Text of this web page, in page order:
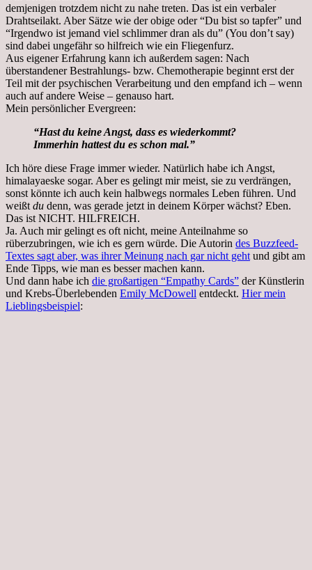
demjenigen trotzdem nicht zu nahe treten. Das ist ein verbaler
Drahtseilakt. Aber Sätze wie der obige oder “Du bist so tapfer” und
“Irgendwo ist jemand viel schlimmer dran als du” (You don’t say)
sind dabei ungefähr so hilfreich wie ein Fliegenfurz.
Aus eigener Erfahrung kann ich außerdem sagen: Nach
überstandener Bestrahlungs- bzw. Chemotherapie beginnt erst der
Teil mit der psychischen Verarbeitung und den empfand ich – wenn
auch auf andere Weise – genauso hart.
Mein persönlicher Evergreen:
“Hast du keine Angst, dass es wiederkommt?
Immerhin hattest du es schon mal.”
Ich höre diese Frage immer wieder. Natürlich habe ich Angst,
himalayaeske sogar. Aber es gelingt mir meist, sie zu verdrängen,
sonst könnte ich auch kein halbwegs normales Leben führen. Und
weißt du denn, was gerade jetzt in deinem Körper wächst? Eben.
Das ist NICHT. HILFREICH.
Ja. Auch mir gelingt es oft nicht, meine Anteilnahme so
rüberzubringen, wie ich es gern würde. Die Autorin des Buzzfeed-
Textes sagt aber, was ihrer Meinung nach gar nicht geht und gibt am
Ende Tipps, wie man es besser machen kann.
Und dann habe ich die großartigen “Empathy Cards” der Künstlerin
und Krebs-Überlebenden Emily McDowell entdeckt. Hier mein
Lieblingsbeispiel: